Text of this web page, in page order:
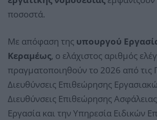
ποσοστά.
Με απόφαση της υπουργού
Κεραμέως, ο ελάχιστος αριθμός
πραγματοποιηθούν το 2026 από τις
Διευθύνσεις Επιθεώρησης
Διευθύνσεις Επιθεώρησης
Εργασία και την Υπηρεσία Ειδικών